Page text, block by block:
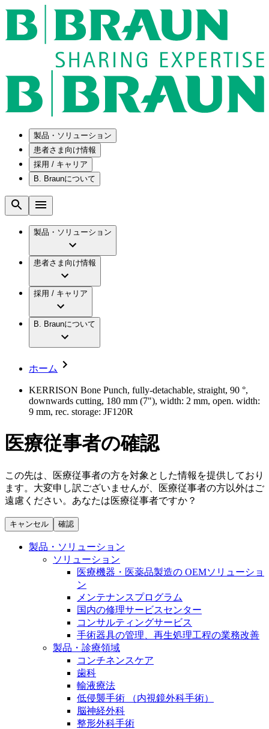
製品・ソリューション
ソリューション
メンテナンスプログラム
国内の修理サービスセンター
手術器具の管理、再生処理工程の業務改善
製品・診療領域
歯科
低侵襲手術 （内視鏡外科手術）
脊椎脊髄治療
手術用鋼製器具と滅菌コンテナーシステム
縫合糸 / 皮膚用接着剤
創傷ケア
ソリューション
製品・診療領域
製品ポートフォリオ​
こちらの製品ポートフォリオからも、製品をお探しい
ただくことができます。
患者さま向け情報
腰椎椎間板ヘルニアについて
水頭症について
慢性創傷の治癒
アクトリーン ハイライト カテ
アクトリーン ハイライト セット
疾患・症状
膝関節の構造とその疾患
身体の中で最も大きい関節である膝関節。日常の生活
を支える、その機能や特徴とは？傷めてしまった場合
には、どのような治療の選択肢があるのでしょう。
採用 / キャリア
ビー・ブラウンエースクラップ株式会社の
ビー・ブラウンエースクラップ株式会社の
会社概要
報
要
キャリア（B. Braunで働くということ）
私たちのカルチャー
採用情報
キャリア（B. Braunで働くということ）
ビー・ブラウンエースクラッﾌﾟで新たな可能性を見つ
けませんか？現在募集中のポジションをご覧いただけ
ます。
B. Braunについて
ビジョンとバリュー
ブランド
ついて
イノベーション
私たちの責任
多様性
お問合せ
お問合せフォーム
取材・撮影のお申込み
ニューススペース
ニュースリリース
医療従事者さま向けニュース
会社
私たちの責任
ニューススペース
製品・ソリューション
患者さま向け情報
採用 / キャリア
B. Braunについて
ホーム
KERRISON Bone Punch, fully-detachable, straight, 90 °,
downwards cutting, 180 mm (7"), width: 2 mm, open. width:
9 mm, rec. storage: JF120R
医療従事者の確認
この先は、医療従事者の方を対象とした情報を提供しており
ます。大変申し訳ございませんが、医療従事者の方以外はご
遠慮ください。あなたは医療従事者ですか？
キャンセル 確認
製品・ソリューション
ソリューション
医療機器・医薬品製造の OEMソリューショ
ン
メンテナンスプログラム
国内の修理サービスセンター
コンサルティングサービス
手術器具の管理、再生処理工程の業務改善
製品・診療領域
コンチネンスケア
歯科
輸液療法
低侵襲手術 （内視鏡外科手術）
脳神経外科
整形外科手術